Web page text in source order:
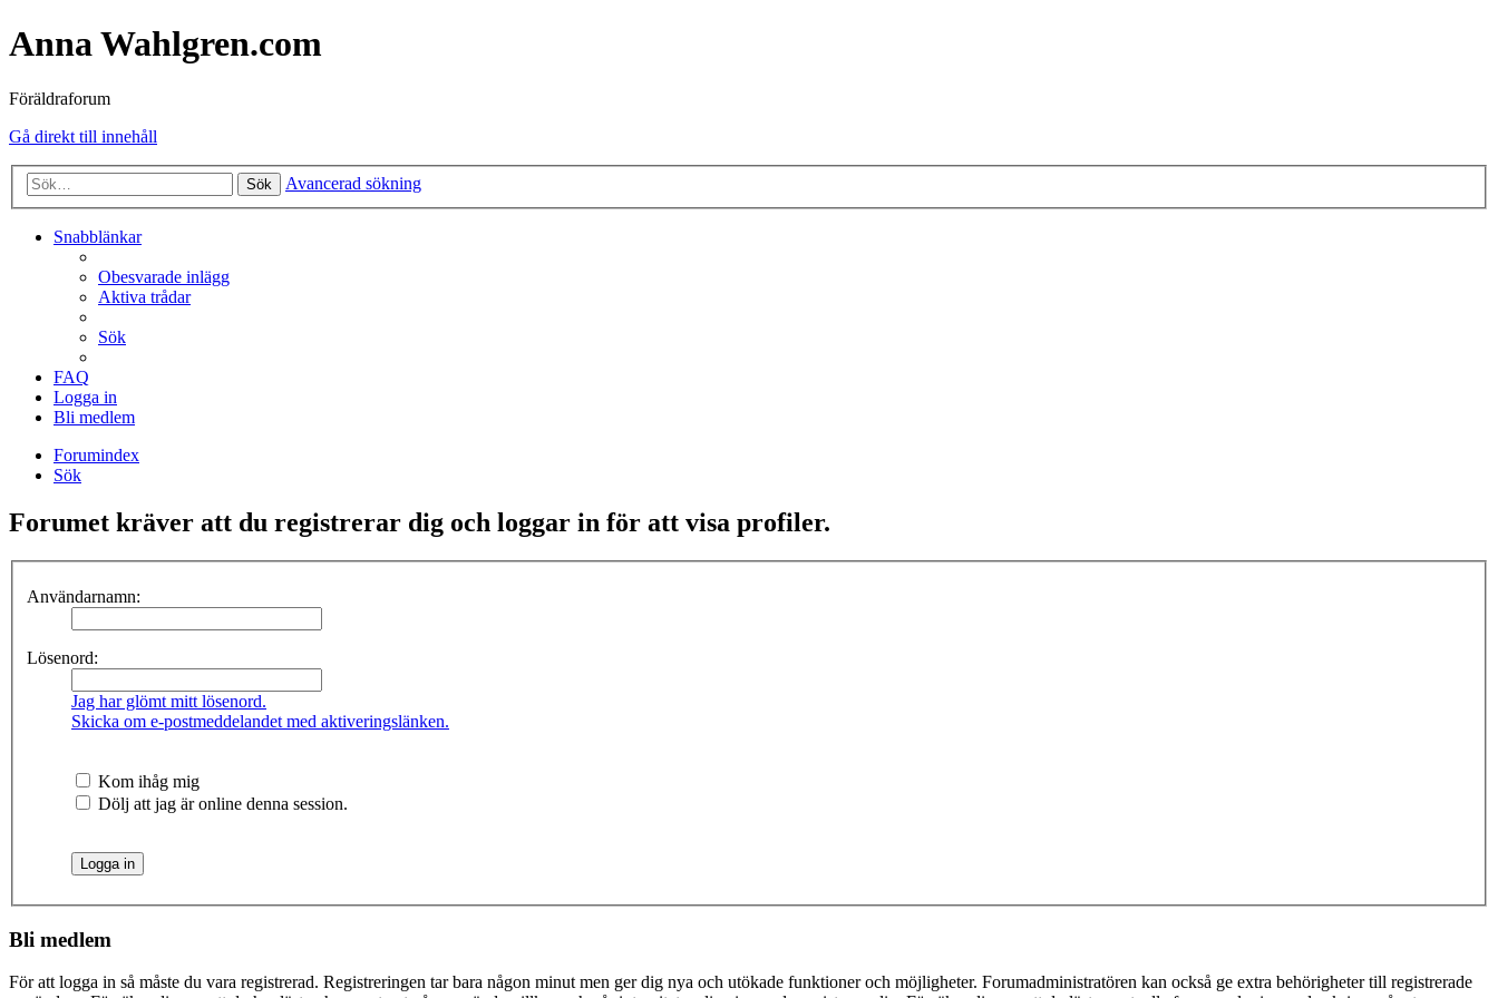
Anna Wahlgren.com
Föräldraforum
Gå direkt till innehåll
Sök Avancerad sökning
Snabblänkar
Obesvarade inlägg
Aktiva trådar
Sök
FAQ
Logga in
Bli medlem
Forumindex
Sök
Forumet kräver att du registrerar dig och loggar in för att visa profiler.
Användarnamn:
Lösenord:
Jag har glömt mitt lösenord.
Skicka om e-postmeddelandet med aktiveringslänken.
Kom ihåg mig
Dölj att jag är online denna session.
Bli medlem
För att logga in så måste du vara registrerad. Registreringen tar bara någon minut men ger dig nya och utökade funktioner och möjligheter. Forumadministratören kan också ge extra behörigheter till registrerade